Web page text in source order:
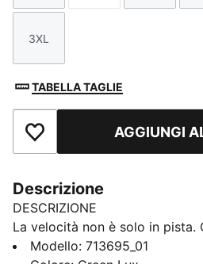
Taglia
3XL
TABELLA TAGLIE
Aggiungi ai Preferiti
AGGIUNGI
Descrizione
DESCRIZIONE
La velocità non è solo in pista.
collezione PUMA x ASTON
Modello: 713695_01